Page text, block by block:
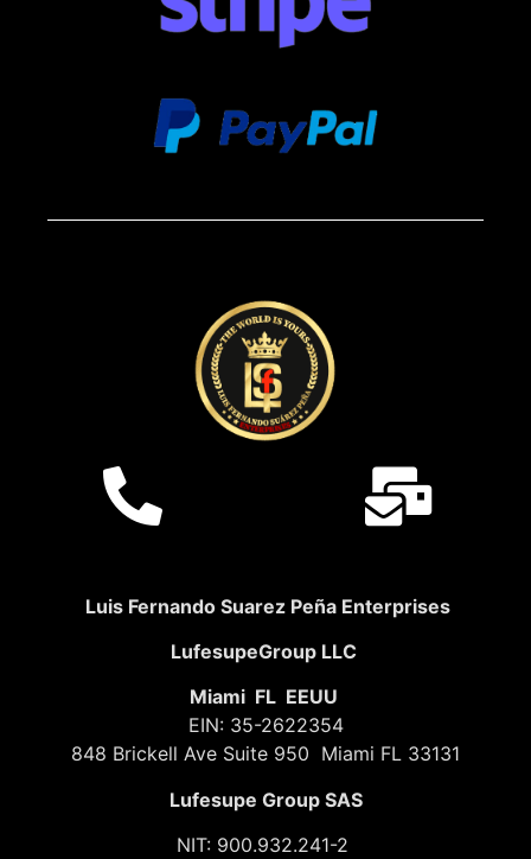
Luis Fernando Suarez Peña Enterprises
LufesupeGroup LLC
Miami FL EEUU
EIN: 35-2622354
848 Brickell Ave Suite 950 Miami FL 33131
Lufesupe Group SAS
NIT: 900.932.241-2